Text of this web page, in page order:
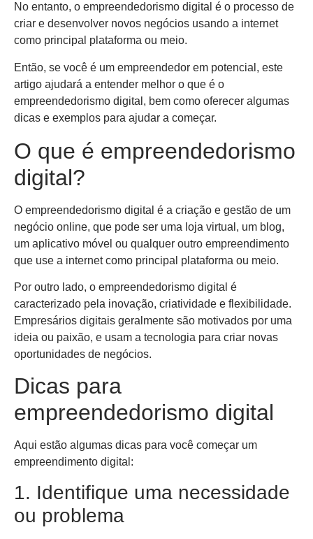
No entanto, o empreendedorismo digital é o processo de
criar e desenvolver novos negócios usando a internet
como principal plataforma ou meio.
Então, se você é um empreendedor em potencial, este
artigo ajudará a entender melhor o que é o
empreendedorismo digital, bem como oferecer algumas
dicas e exemplos para ajudar a começar.
O que é empreendedorismo
digital?
O empreendedorismo digital é a criação e gestão de um
negócio online, que pode ser uma loja virtual, um blog,
um aplicativo móvel ou qualquer outro empreendimento
que use a internet como principal plataforma ou meio.
Por outro lado, o empreendedorismo digital é
caracterizado pela inovação, criatividade e flexibilidade.
Empresários digitais geralmente são motivados por uma
ideia ou paixão, e usam a tecnologia para criar novas
oportunidades de negócios.
Dicas para
empreendedorismo digital
Aqui estão algumas dicas para você começar um
empreendimento digital:
1. Identifique uma necessidade
ou problema